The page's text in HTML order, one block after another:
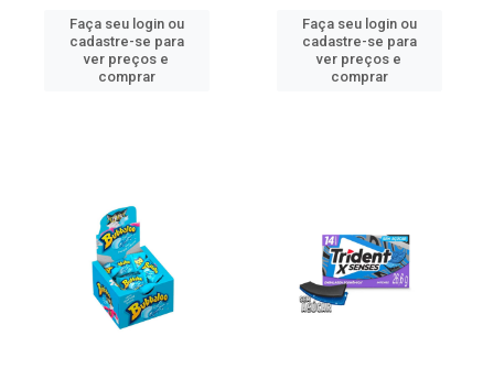
Faça seu login ou
cadastre-se para
ver preços e
comprar
Faça seu login ou
cadastre-se para
ver preços e
comprar